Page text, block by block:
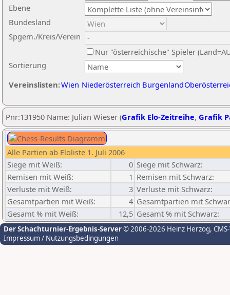
Ebene
Sortierung
Bundesland
Spgem./Kreis/Verein
Nur "österreichische" Spieler
Vereinslisten:Wien Niederösterreich Burgenland
Pnr:131950 Name: Julian Wieser (Grafik Elo-Zeitreihe, Grafik
Alle Partien ab Eloliste 1. Juli 2006
Siege mit Weiß:
0 Siege mit Schwarz:
Remisen mit Weiß:
1 Remisen mit Schwarz:
Verluste mit Weiß:
3 Verluste mit Schwarz:
Gesamtpartien mit Weiß:
4 Gesamtpartien mit
Gesamt % mit Weiß:
12,5 Gesamt % mit Schwarz:
Der Schachturnier-Ergebnis-Server© 2006-2026 Heinz Herzog,
Impressum / Nutzungsbedingungen